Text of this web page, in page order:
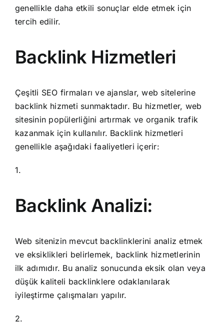
genellikle daha etkili sonuçlar elde etmek için
tercih edilir.
Backlink Hizmetleri
Çeşitli SEO firmaları ve ajanslar, web sitelerine
backlink hizmeti sunmaktadır. Bu hizmetler, web
sitesinin popülerliğini artırmak ve organik trafik
kazanmak için kullanılır. Backlink hizmetleri
genellikle aşağıdaki faaliyetleri içerir:
1.
Backlink Analizi:
Web sitenizin mevcut backlinklerini analiz etmek
ve eksiklikleri belirlemek, backlink hizmetlerinin
ilk adımıdır. Bu analiz sonucunda eksik olan veya
düşük kaliteli backlinklere odaklanılarak
iyileştirme çalışmaları yapılır.
2.